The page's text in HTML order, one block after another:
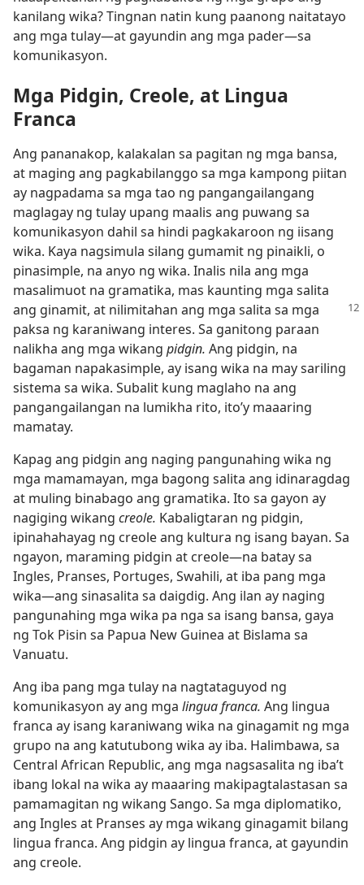
kanilang wika? Tingnan natin kung paanong naitatayo
ang mga tulay​—at gayundin ang mga pader​—sa
komunikasyon.
Mga Pidgin, Creole, at Lingua
Franca
Ang pananakop, kalakalan sa pagitan ng mga bansa,
at maging ang pagkabilanggo sa mga kampong piitan
ay nagpadama sa mga tao ng pangangailangang
maglagay ng tulay upang maalis ang puwang sa
komunikasyon dahil sa hindi pagkakaroon ng iisang
wika. Kaya nagsimula silang gumamit ng pinaikli, o
pinasimple, na anyo ng wika. Inalis nila ang mga
masalimuot na gramatika, mas kaunting mga salita
ang ginamit, at nilimitahan ang mga salita sa mga
paksa ng karaniwang interes. Sa ganitong paraan
nalikha ang mga wikang pidgin. Ang pidgin, na
bagaman napakasimple, ay isang wika na may sariling
sistema sa wika. Subalit kung maglaho na ang
pangangailangan na lumikha rito, ito’y maaaring
mamatay.
Kapag ang pidgin ang naging pangunahing wika ng
mga mamamayan, mga bagong salita ang idinaragdag
at muling binabago ang gramatika. Ito sa gayon ay
nagiging wikang creole. Kabaligtaran ng pidgin,
ipinahahayag ng creole ang kultura ng isang bayan. Sa
ngayon, maraming pidgin at creole​—na batay sa
Ingles, Pranses, Portuges, Swahili, at iba pang mga
wika​—ang sinasalita sa daigdig. Ang ilan ay naging
pangunahing mga wika pa nga sa isang bansa, gaya
ng Tok Pisin sa Papua New Guinea at Bislama sa
Vanuatu.
Ang iba pang mga tulay na nagtataguyod ng
komunikasyon ay ang mga lingua franca. Ang lingua
franca ay isang karaniwang wika na ginagamit ng mga
grupo na ang katutubong wika ay iba. Halimbawa, sa
Central African Republic, ang mga nagsasalita ng iba’t
ibang lokal na wika ay maaaring makipagtalastasan sa
pamamagitan ng wikang Sango. Sa mga diplomatiko,
ang Ingles at Pranses ay mga wikang ginagamit bilang
lingua franca. Ang pidgin ay lingua franca, at gayundin
ang creole.